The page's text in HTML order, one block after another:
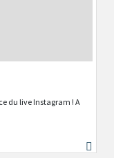
du live Instagram ! A